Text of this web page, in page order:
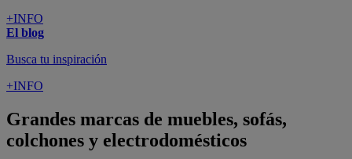
+INFO
El blog
Busca tu inspiración
+INFO
Grandes marcas de muebles, sofás,
colchones y electrodomésticos